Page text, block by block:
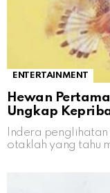
ENTERTAINMENT
Hewan
Ungkap
Indera penglihatan
otaklah yang tahu